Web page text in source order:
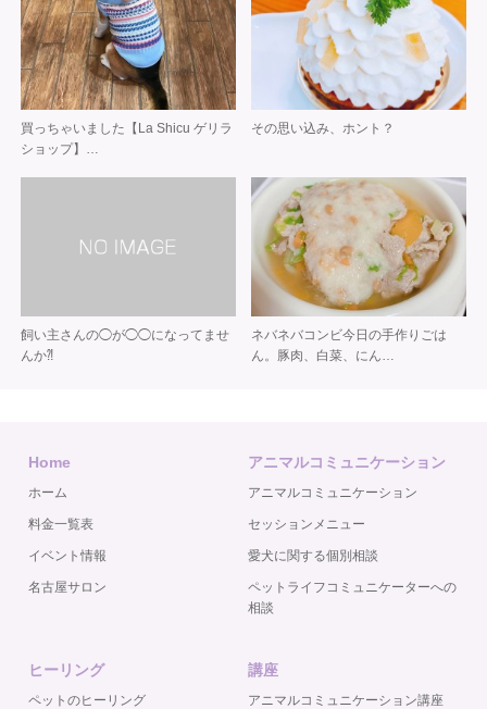
買っちゃいました 【La Shicu ゲリラ
ショップ】 …
その思い込み、ホント？
飼い主さんの◯が◯◯になってませ
んか⁈
ネバネバコンビ 今日の手作りごは
ん。 豚肉、白菜、にん…
Home
ホーム
料金一覧表
イベント情報
名古屋サロン
アニマルコミュニケーション
アニマルコミュニケーション
セッションメニュー
愛犬に関する個別相談
ペットライフコミュニケーターへの
相談
ヒーリング
ペットのヒーリング
講座
アニマルコミュニケーション講座